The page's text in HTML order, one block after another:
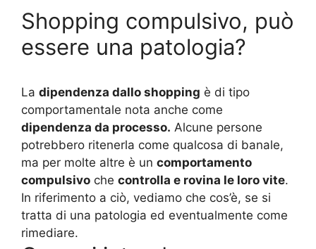
Shopping compulsivo, può
essere una patologia?
La dipendenza dallo shopping è di tipo
comportamentale nota anche come
dipendenza da processo. Alcune persone
potrebbero ritenerla come qualcosa di banale,
ma per molte altre è un comportamento
compulsivo che controlla e rovina le loro vite.
In riferimento a ciò, vediamo che cos’è, se si
tratta di una patologia ed eventualmente come
rimediare.